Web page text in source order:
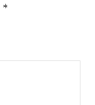
*